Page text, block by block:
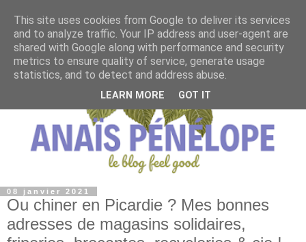
08 janvier 2021
Ou chiner en Picardie ? Mes bonnes
adresses de magasins solidaires,
This site uses cookies from Google to deliver its services
and to analyze traffic. Your IP address and user-agent are
shared with Google along with performance and security
metrics to ensure quality of service, generate usage
statistics, and to detect and address abuse.
LEARN MORE GOT IT